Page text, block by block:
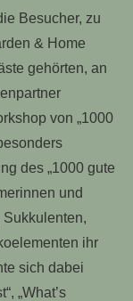
Besucher, zu
& Home
gehörten, an
von „1000
des „1000 gute
und
ihr
sich dabei
„What’s